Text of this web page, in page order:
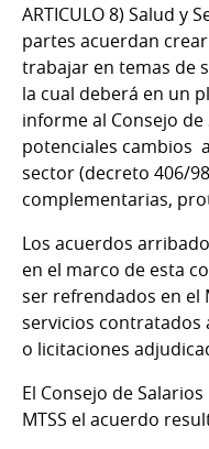
ARTICULO 8) Salud y
partes acuerdan
trabajar en temas de
la cual deberá en un
informe al Consejo
potenciales cambios
sector (decreto 406/
complementarias,
Los acuerdos
en el marco de esta
ser refrendados en el
servicios contratados
o licitaciones
El Consejo de
MTSS el acuerdo